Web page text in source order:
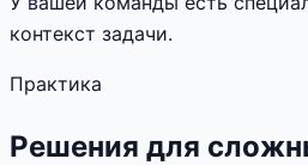
контекст задачи.
Практика
Решения для